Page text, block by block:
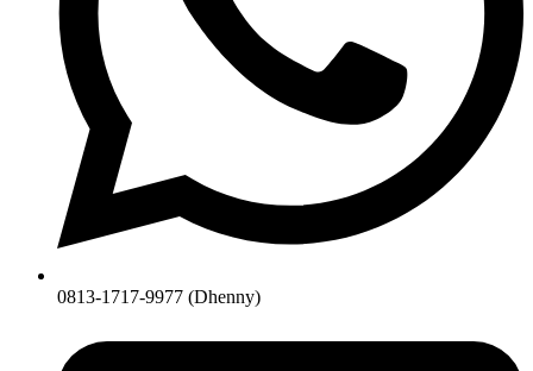
0813-1717-9977 (Dhenny)